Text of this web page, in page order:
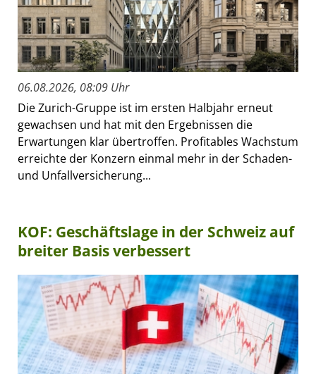
06.08.2026, 08:09 Uhr
Die Zurich-Gruppe ist im ersten Halbjahr erneut
gewachsen und hat mit den Ergebnissen die
Erwartungen klar übertroffen. Profitables Wachstum
erreichte der Konzern einmal mehr in der Schaden-
und Unfallversicherung...
KOF: Geschäftslage in der Schweiz auf
breiter Basis verbessert